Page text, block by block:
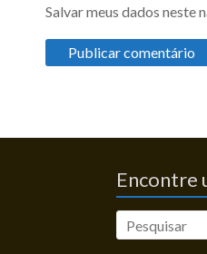
Salvar meus dados neste
Encontre